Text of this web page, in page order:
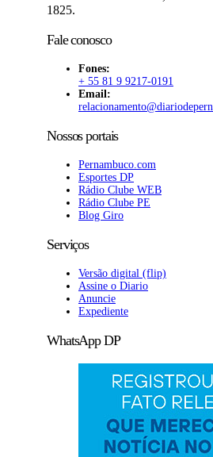
1825.
Fale conosco
Fones:
+ 55 81 9 9217-0191
Email:
Nossos portais
Pernambuco.com
Esportes DP
Rádio Clube WEB
Rádio Clube PE
Blog Giro
Serviços
Versão digital (flip)
Assine o Diario
Anuncie
Expediente
WhatsApp DP